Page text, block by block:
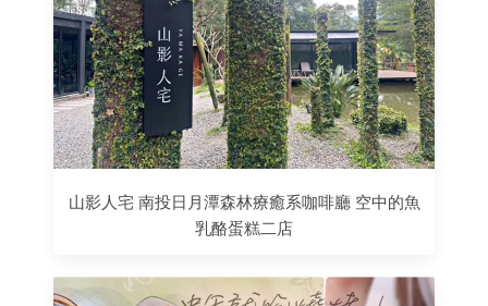
山影人宅 南投日月潭森林療癒系咖啡廳 空中的魚
乳酪蛋糕二店